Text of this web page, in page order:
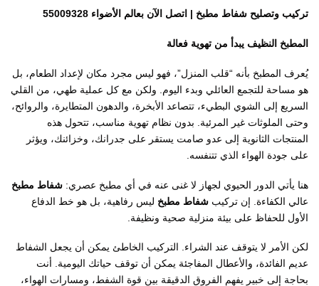
تركيب وتصليح شفاط مطبخ | اتصل الآن بعالم الأضواء 55009328
المطبخ النظيف يبدأ من تهوية فعالة
يُعرف المطبخ بأنه “قلب المنزل”، فهو ليس مجرد مكان لإعداد الطعام، بل
هو مساحة للتجمع العائلي وبدء اليوم. ولكن مع كل عملية طهي، من القلي
السريع إلى الشوي البطيء، تتصاعد الأبخرة، والدهون المتطايرة، والروائح،
وحتى الملوثات غير المرئية. بدون نظام تهوية مناسب، تتحول هذه
المنتجات الثانوية إلى عدو صامت يستقر على جدرانك، وخزائنك، ويؤثر
على جودة الهواء الذي تتنفسه.
هنا يأتي الدور الحيوي لجهاز لا غنى عنه في أي مطبخ عصري: شفاط مطبخ
عالي الكفاءة. إن تركيب شفاط مطبخ ليس رفاهية، بل هو خط الدفاع
الأول للحفاظ على بيئة منزلية صحية ونظيفة.
لكن الأمر لا يتوقف عند الشراء. التركيب الخاطئ يمكن أن يجعل الشفاط
عديم الفائدة، والأعطال المفاجئة يمكن أن توقف حياتك اليومية. أنت
بحاجة إلى خبير يفهم الفروق الدقيقة بين قوة الشفط، ومسارات الهواء،